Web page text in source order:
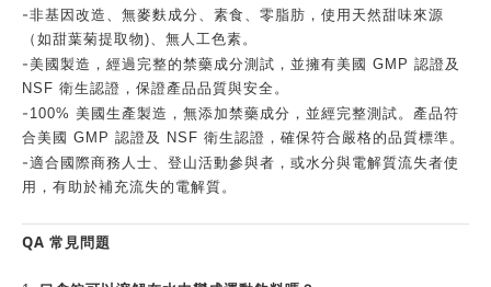
-非基因改造、無麥麩成分、素食、零脂肪，使用天然甜味來源
（如甜葉菊提取物)、無人工色素。
-美國製造，經過完整的禁藥成分測試，並擁有美國 GMP 認證及
NSF 衛生認證，保證產品品質與安全。
- 100% 美國生產製造，無添加禁藥成分，並經完整測試。產品符
合美國 GMP 認證及 NSF 衛生認證，確保符合嚴格的品質標準。
-適合國際商務人士、登山活動參與者，或水分與電解質流失者使
用，有助於補充流失的電解質。
QA 常見問題